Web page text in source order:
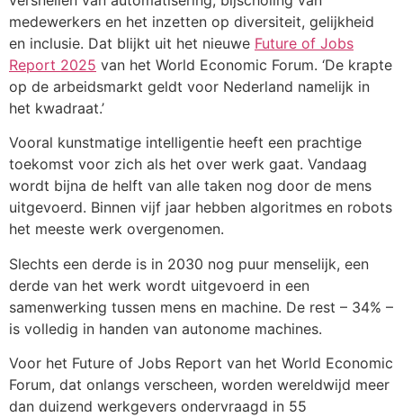
medewerkers en het inzetten op diversiteit, gelijkheid
en inclusie. Dat blijkt uit het nieuwe Future of Jobs
Report 2025 van het World Economic Forum. ‘De krapte
op de arbeidsmarkt geldt voor Nederland namelijk in
het kwadraat.’
Vooral kunstmatige intelligentie heeft een prachtige
toekomst voor zich als het over werk gaat. Vandaag
wordt bijna de helft van alle taken nog door de mens
uitgevoerd. Binnen vijf jaar hebben algoritmes en robots
het meeste werk overgenomen.
Slechts een derde is in 2030 nog puur menselijk, een
derde van het werk wordt uitgevoerd in een
samenwerking tussen mens en machine. De rest – 34% –
is volledig in handen van autonome machines.
Voor het Future of Jobs Report van het World Economic
Forum, dat onlangs verscheen, worden wereldwijd meer
dan duizend werkgevers ondervraagd in 55